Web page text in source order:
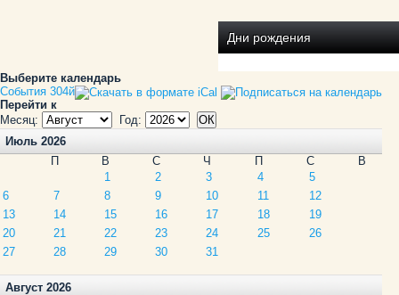
Дни рождения
Выберите календарь
События 304й
Перейти к
Месяц:
Год:
Июль 2026
П
В С Ч П С
В
1
2 3 4
5
6
7 8 9 10 11
12
13
14 15 16 17 18
19
20
21 22 23 24 25
26
27
28 29 30 31
Август 2026